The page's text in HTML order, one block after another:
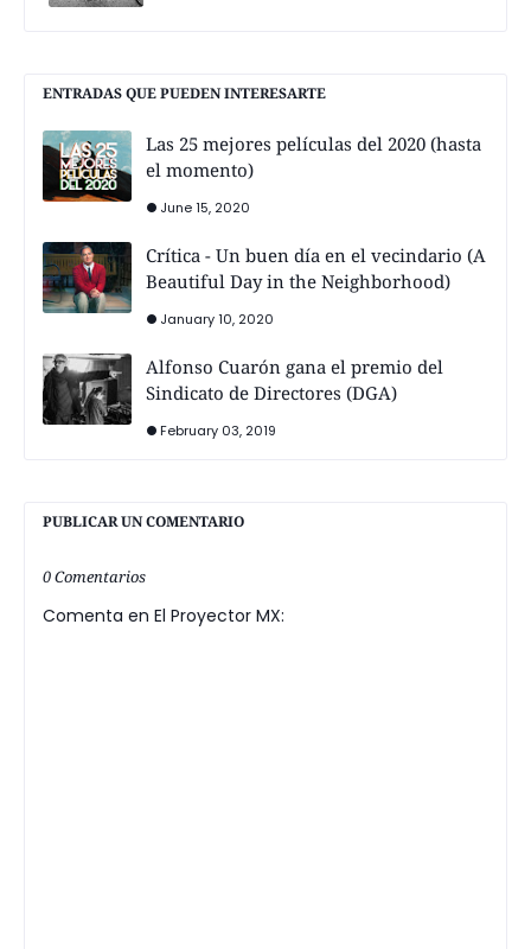
ENTRADAS QUE PUEDEN INTERESARTE
Las 25 mejores películas del 2020 (hasta
el momento)
June 15, 2020
Crítica - Un buen día en el vecindario (A
Beautiful Day in the Neighborhood)
January 10, 2020
Alfonso Cuarón gana el premio del
Sindicato de Directores (DGA)
February 03, 2019
PUBLICAR UN COMENTARIO
0 Comentarios
Comenta en El Proyector MX: